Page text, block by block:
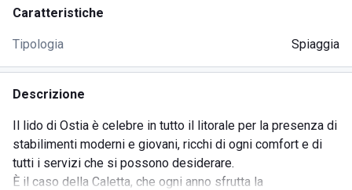
Caratteristiche
Tipologia Spiaggia
Descrizione
Il lido di Ostia è celebre in tutto il litorale per la presenza di
stabilimenti moderni e giovani, ricchi di ogni comfort e di
tutti i servizi che si possono desiderare.
È il caso della Caletta, che ogni anno sfrutta la